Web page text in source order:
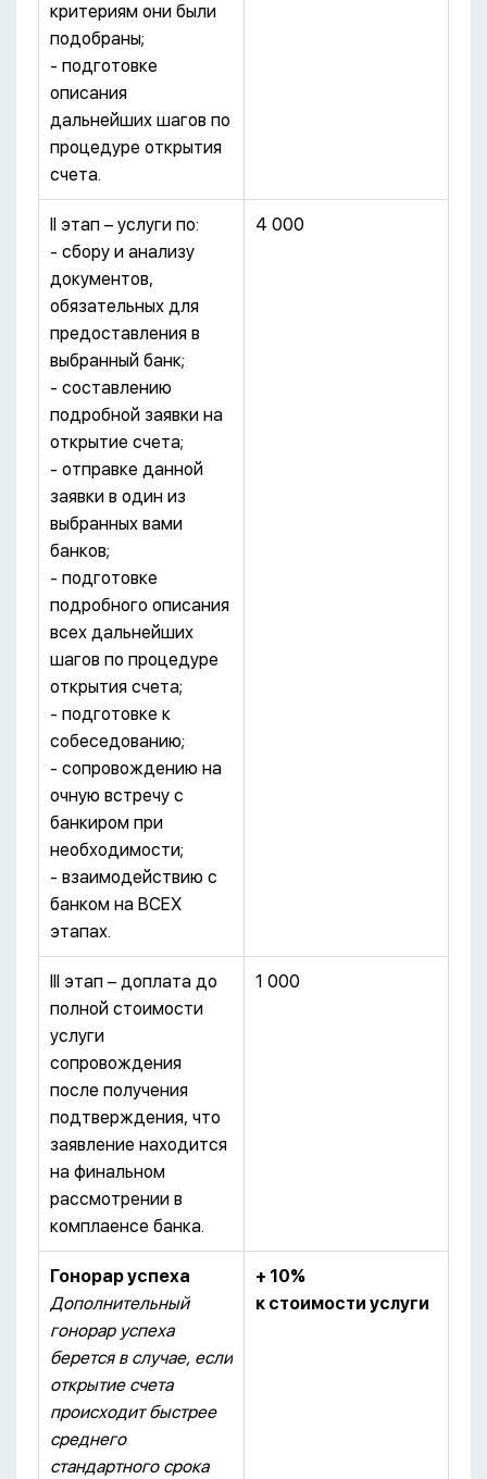
критериям они были
подобраны;
- подготовке
описания
дальнейших шагов по
процедуре открытия
счета.
II этап – услуги по:
- сбору и анализу
документов,
обязательных для
предоставления в
выбранный банк;
- составлению
подробной заявки на
открытие счета;
- отправке данной
заявки в один из
выбранных вами
банков;
- подготовке
подробного описания
всех дальнейших
шагов по процедуре
открытия счета;
- подготовке к
собеседованию;
- сопровождению на
очную встречу с
банкиром при
необходимости;
- взаимодействию с
банком на ВСЕХ
этапах.
4 000
III этап – доплата до
полной стоимости
услуги
сопровождения
после получения
подтверждения, что
заявление находится
на финальном
рассмотрении в
комплаенсе банка.
1 000
Гонорар успеха
Дополнительный
гонорар успеха
берется в случае, если
открытие счета
происходит быстрее
среднего
стандартного срока
+ 10%
к стоимости услуги